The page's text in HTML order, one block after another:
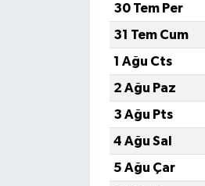
30 Tem Per
31 Tem Cum
1 Ağu Cts
2 Ağu Paz
3 Ağu Pts
4 Ağu Sal
5 Ağu Çar